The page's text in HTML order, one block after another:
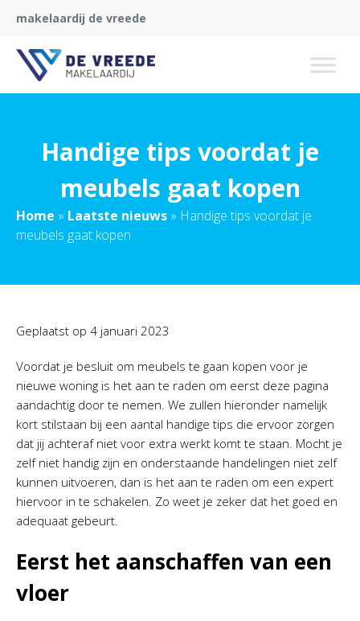
makelaardij de vreede
Handige tips voordat je
meubels gaat kopen
Home » Laatste nieuws » Handige tips voordat je
meubels gaat kopen
Geplaatst op 4 januari 2023
Voordat je besluit om meubels te gaan kopen voor je
nieuwe woning is het aan te raden om eerst deze pagina
aandachtig door te nemen. We zullen hieronder namelijk
kort stilstaan bij een aantal handige tips die ervoor zorgen
dat jij achteraf niet voor extra werkt komt te staan. Mocht je
zelf niet handig zijn en onderstaande handelingen niet zelf
kunnen uitvoeren, dan is het aan te raden om een expert
hiervoor in te schakelen. Zo weet je zeker dat het goed en
adequaat gebeurt.
Eerst het aanschaffen van een
vloer